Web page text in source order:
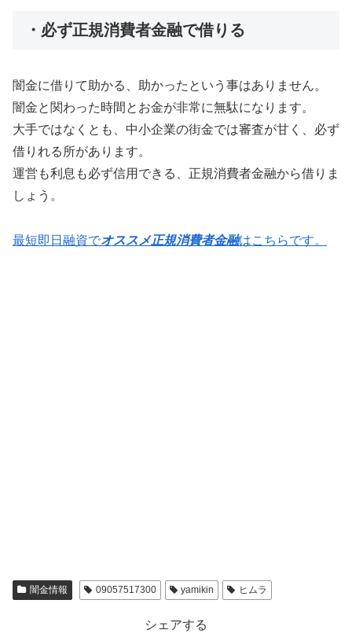
・必ず正規消費者金融で借りる
闇金に借りて助かる、助かったという事はありません。
闇金と関わった時間とお金が非常に無駄になります。
大手ではなくとも、中小企業の街金では審査が甘く、必ず
借りれる所があります。
運営も利息も必ず信用できる、正規消費者金融から借りま
しょう。
最短即日融資でオススメ正規消費者金融はこちらです。
闇金情報 09057517300 yamikin ヒムラ
シェアする